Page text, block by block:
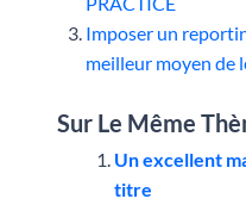
Imposer un
meilleur moyen de
Sur Le Même
Un excellent
titre